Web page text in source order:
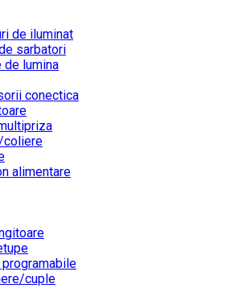
de iluminat
de sarbatori
de lumina
conectica
coliere
alimentare
programabile
cuple